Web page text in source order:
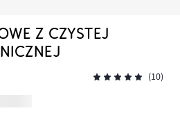
Z CZYSTEJ
(10)